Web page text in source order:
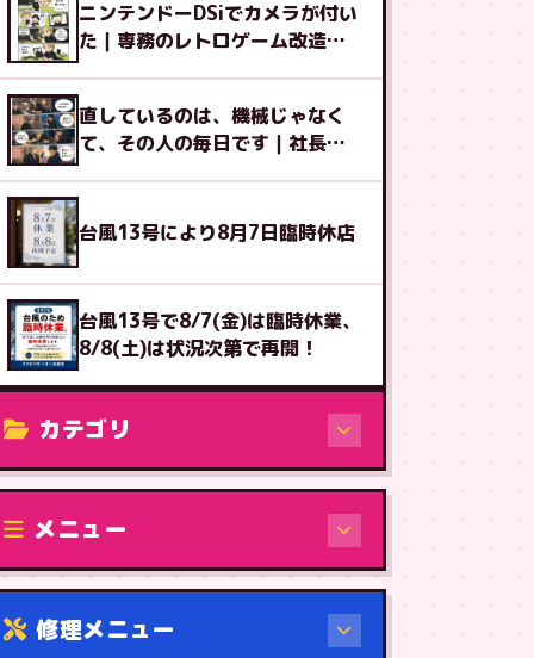
ニンテンドーDSiでカメラが付い
た｜専務のレトロゲーム改造図
直しているのは、機械じゃなく
て、その人の毎日です｜社長ブ
台風13号により8月7日臨時休店
台風13号で8/7(金)は臨時休業、
8/8(土)は状況次第で再開！
カテゴリ
修理（機種から）
メニュー
修理メニュー